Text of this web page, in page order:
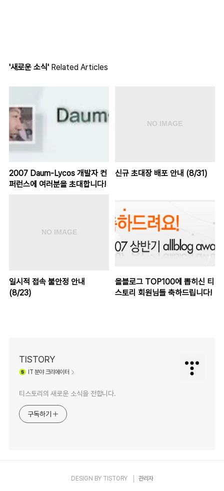
'새로운 소식' Related Articles
2007 Daum-Lycos 개발자 컨
퍼런스에 여러분을 초대합니다!
신규 초대장 배포 안내 (8/31)
일시적 접속 불안정 안내
(8/23)
올블로그 TOP100에 뽑히신 티
스토리 회원님들 축하드립니다!
TISTORY
IT 분야 크리에이터
티스토리의 새로운 소식을 전합니다.
구독하기
DESIGN BY TISTORY 관리자